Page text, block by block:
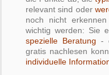
relevant sind oder
noch nicht
wichtig werden: Sie
spezielle Beratung -
gratis nachlesen
individuelle